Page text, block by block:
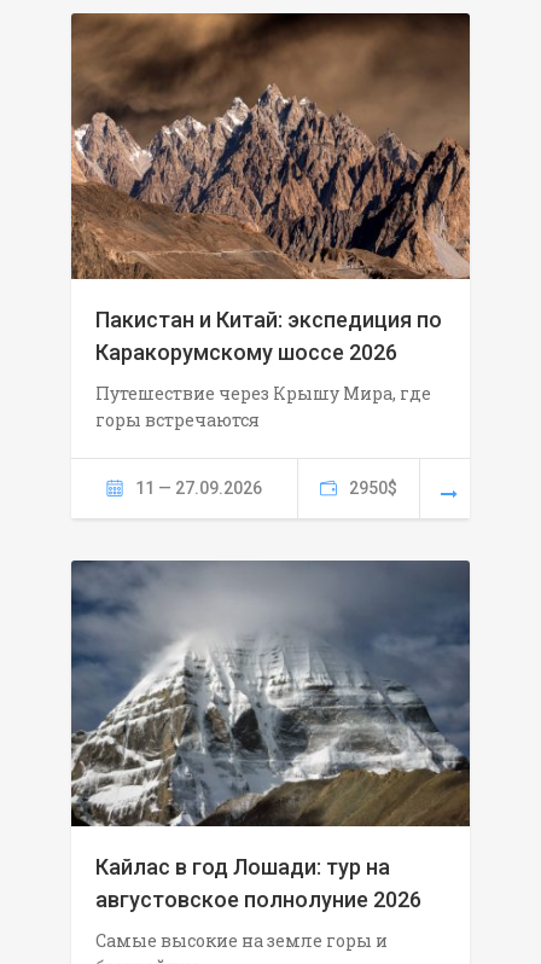
Пакистан и Китай: экспедиция по
Каракорумскому шоссе 2026
Путешествие через Крышу Мира, где
горы встречаются
11 — 27.09.2026 2950$
Кайлас в год Лошади: тур на
августовское полнолуние 2026
Самые высокие на земле горы и